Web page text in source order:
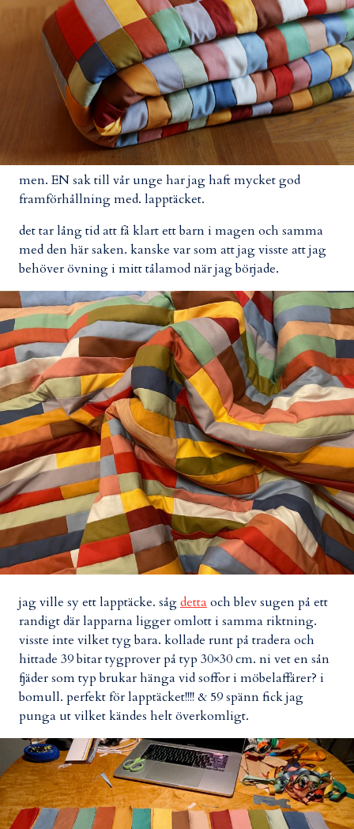
men. EN sak till vår unge har jag haft mycket god
framförhållning med. lapptäcket.
det tar lång tid att få klart ett barn i magen och samma
med den här saken. kanske var som att jag visste att jag
behöver övning i mitt tålamod när jag började.
jag ville sy ett lapptäcke. sågdetta och blev sugen på ett
randigt där lapparna ligger omlott i samma riktning.
visste inte vilket tyg bara. kollade runt på tradera och
hittade 39 bitar tygprover på typ 30×30 cm. ni vet en sån
fjäder som typ brukar hänga vid soffor i möbelaffärer? i
bomull. perfekt för lapptäcket!!!! & 59 spänn fick jag
punga ut vilket kändes helt överkomligt.